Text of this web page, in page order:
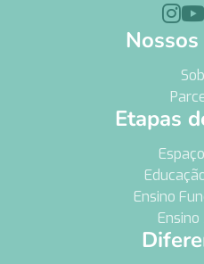

Etapas
Ensino
Ensino